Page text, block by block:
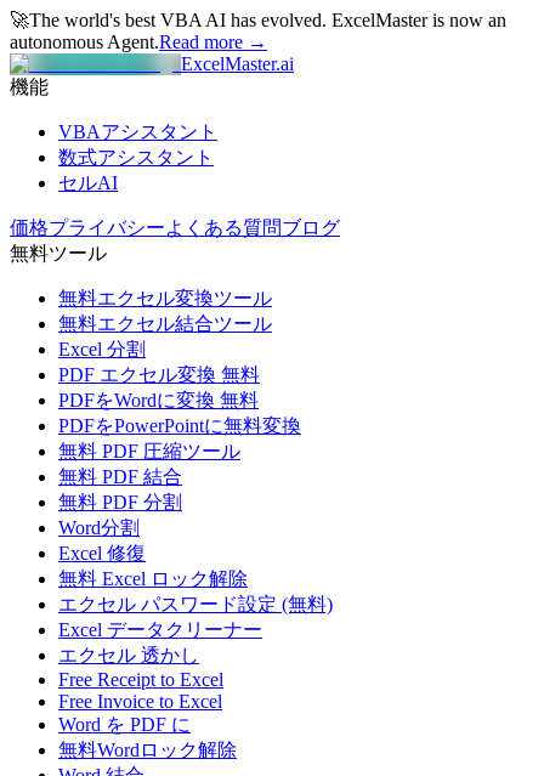
🚀The world's best VBA AI has evolved. ExcelMaster is now an
autonomous Agent.Read more →
ExcelMaster.ai
機能
VBAアシスタント
数式アシスタント
セルAI
価格プライバシーよくある質問ブログ
無料ツール
無料エクセル変換ツール
無料エクセル結合ツール
Excel 分割
PDF エクセル変換 無料
PDFをWordに変換 無料
PDFをPowerPointに無料変換
無料 PDF 圧縮ツール
無料 PDF 結合
無料 PDF 分割
Word分割
Excel 修復
無料 Excel ロック解除
エクセル パスワード設定 (無料)
Excel データクリーナー
エクセル 透かし
Free Receipt to Excel
Free Invoice to Excel
Word を PDF に
無料Wordロック解除